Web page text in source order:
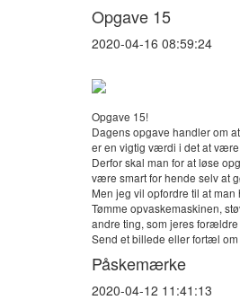
Opgave 15
2020-04-16 08:59:24
Opgave 15!
Dagens opgave handler om
er en vigtig værdi i det at være
Derfor skal man for at løse
være smart for hende selv at
Men jeg vil opfordre til at
Tømme opvaskemaskinen,
andre ting, som jeres
Send et billede eller fortæl
Påskemærke
2020-04-12 11:41:13